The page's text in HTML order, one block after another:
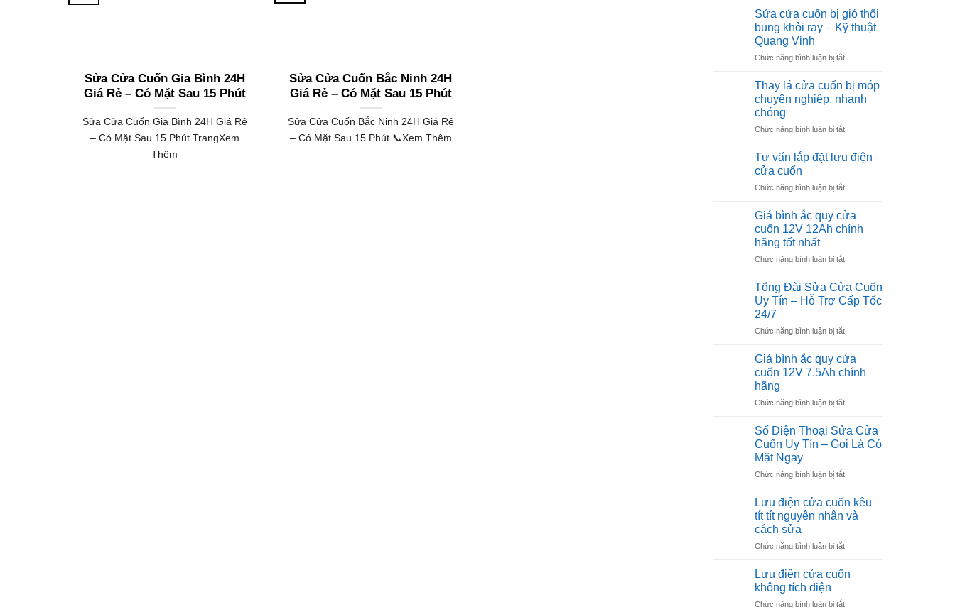
Sửa Cửa Cuốn Gia Bình 24H
Giá Rẻ – Có Mặt Sau 15 Phút
Sửa Cửa Cuốn Gia Bình 24H Giá Rẻ
– Có Mặt Sau 15 Phút TrangXem
Thêm
Sửa Cửa Cuốn Bắc Ninh 24H
Giá Rẻ – Có Mặt Sau 15 Phút
Sửa Cửa Cuốn Bắc Ninh 24H Giá Rẻ
– Có Mặt Sau 15 Phút 📞Xem Thêm
cố
ray
cửa
kỹ
chuyên
sâu,
an
tuyệt
Sửa cửa cuốn bị gió thổi
bung khỏi ray – Kỹ thuật
Quang Vinh
Chức năng bình luận bị tắtở
cửa
cuốn
bị
thổi
khỏi
Kỹ
Quang
Vinh
Thay lá cửa cuốn bị móp
chuyên nghiệp, nhanh
chóng
Chức năng bình luận bị tắtở
bị
chuyên
nghiệp,
Tư vấn lắp đặt lưu điện
cửa cuốn
Chức năng bình luận bị tắtở
vấn
lắp
đặt
điện
cuốn
Giá bình ắc quy cửa
cuốn 12V 12Ah chính
hãng tốt nhất
Chức năng bình luận bị tắtở
bình
ắc
quy
cuốn
12Ah
chính
hãng
nhất
Tổng Đài Sửa Cửa Cuốn
Uy Tín – Hỗ Trợ Cấp Tốc
24/7
Chức năng bình luận bị tắtở
Đài
Sửa
Cửa
Uy
–
Hỗ
Trợ
Tốc
Giá bình ắc quy cửa
cuốn 12V 7.5Ah chính
hãng
Chức năng bình luận bị tắtở
bình
ắc
quy
cuốn
7.5Ah
chính
hãng
Số Điện Thoại Sửa Cửa
Cuốn Uy Tín – Gọi Là Có
Mặt Ngay
Chức năng bình luận bị tắtở
Điện
Thoại
Sửa
Cuốn
Tín
Là
Lưu điện cửa cuốn kêu
tít tít nguyên nhân và
cách sửa
Chức năng bình luận bị tắtở
kêu
Lưu điện cửa cuốn
không tích điện
Chức năng bình luận bị tắtở